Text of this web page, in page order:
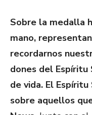
Sobre la medalla
mano,
recordarnos
dones del Espíritu
de vida. El
sobre aquellos